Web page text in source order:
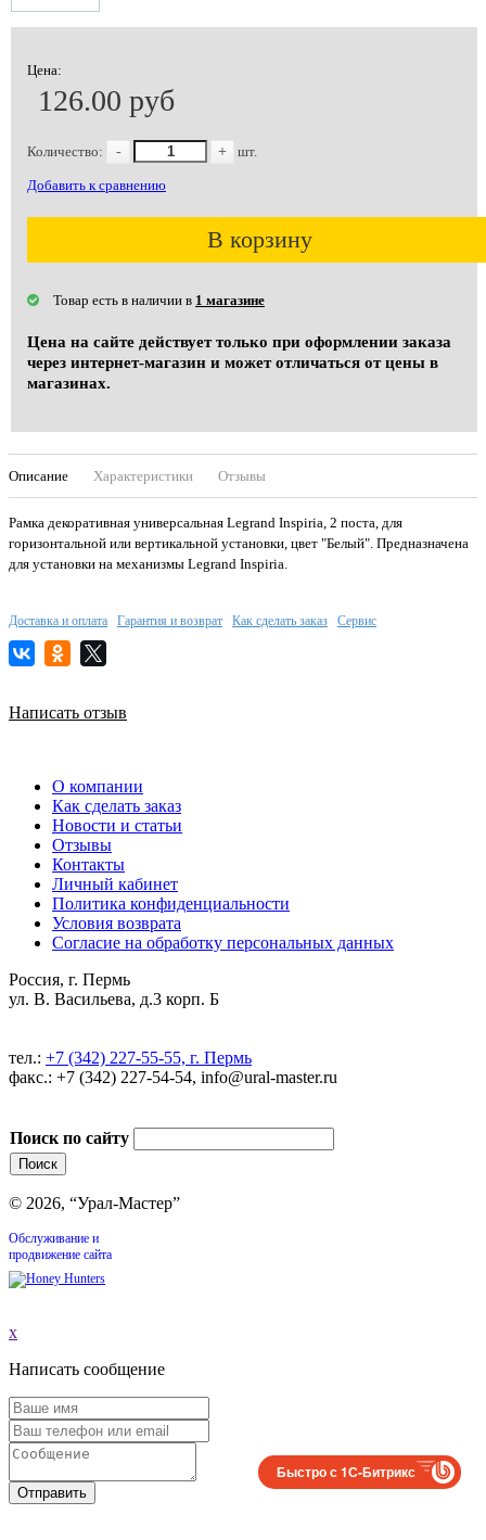
Цена:
126.00 руб
Количество: - + шт.
Добавить к сравнению
В корзину
Товар есть в наличии в 1 магазине
Цена на сайте действует только при оформлении заказа
через интернет-магазин и может отличаться от цены в
магазинах.
Описание Характеристики Отзывы
Рамка декоративная универсальная Legrand Inspiria, 2 поста, для
горизонтальной или вертикальной установки, цвет "Белый". Предназначена
для установки на механизмы Legrand Inspiria.
Доставка и оплата Гарантия и возврат Как сделать заказ Сервис
Написать отзыв
О компании
Как сделать заказ
Новости и статьи
Отзывы
Контакты
Личный кабинет
Политика конфиденциальности
Условия возврата
Согласие на обработку персональных данных
Россия, г. Пермь
ул. В. Васильева, д.3 корп. Б
тел.: +7 (342) 227-55-55, г. Пермь
факс.: +7 (342) 227-54-54, info@ural-master.ru
Поиск по сайту
© 2026, “Урал-Мастер”
Обслуживание и
продвижение сайта
x
Написать сообщение
Отправить
Быстро с 1С-Битрикс